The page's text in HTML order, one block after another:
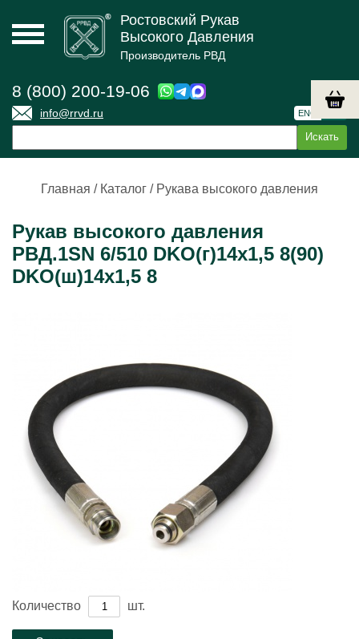
Ростовский Рукав
Высокого Давления
Производитель РВД
8 (800) 200-19-06
info@rrvd.ru ENG
Главная / Каталог / Рукава высокого давления
Рукав высокого давления
РВД.1SN 6/510 DKO(г)14х1,5 8(90)
DKO(ш)14х1,5 8
Количество шт.